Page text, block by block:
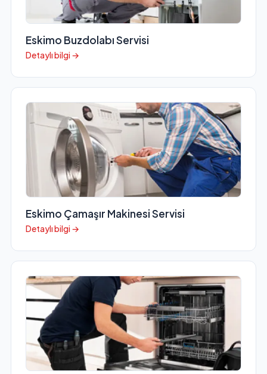
Eskimo Buzdolabı Servisi
Detaylı bilgi →
Eskimo Çamaşır Makinesi Servisi
Detaylı bilgi →